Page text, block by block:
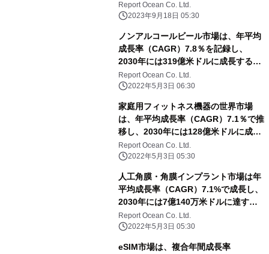
Report Ocean Co. Ltd.
2023年9月18日 05:30
ノンアルコールビール市場は、年平均
成長率（CAGR）7.8％を記録し、
2030年には319億米ドルに成長すると
予測される
Report Ocean Co. Ltd.
2022年5月3日 06:30
家庭用フィットネス機器の世界市場
は、年平均成長率（CAGR）7.1％で推
移し、2030年には128億米ドルに成長
すると予測
Report Ocean Co. Ltd.
2022年5月3日 05:30
人工角膜・角膜インプラント市場は年
平均成長率（CAGR）7.1%で成長し、
2030年には7億140万米ドルに達する
と予測される
Report Ocean Co. Ltd.
2022年5月3日 05:30
eSIM市場は、複合年間成長率